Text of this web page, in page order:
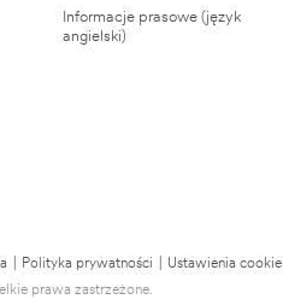
Informacje prasowe (język
angielski)
Polityka prywatności
Ustawienia cookie
prawa zastrzeżone.